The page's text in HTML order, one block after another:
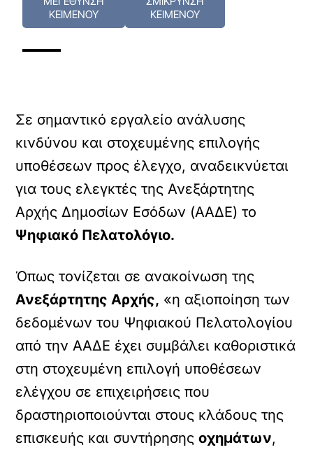
ΚΕΙΜΕΝΟΥ
ΚΕΙΜΕΝΟΥ
Σε σημαντικό εργαλείο ανάλυσης
κινδύνου και στοχευμένης επιλογής
υποθέσεων προς έλεγχο, αναδεικνύεται
για τους ελεγκτές της Ανεξάρτητης
Αρχής Δημοσίων Εσόδων (ΑΑΔΕ) το
Ψηφιακό Πελατολόγιο.
Όπως τονίζεται σε ανακοίνωση της
Ανεξάρτητης Αρχής, «η αξιοποίηση των
δεδομένων του Ψηφιακού Πελατολογίου
από την ΑΑΔΕ έχει συμβάλει καθοριστικά
στη στοχευμένη επιλογή υποθέσεων
ελέγχου σε επιχειρήσεις που
δραστηριοποιούνται στους κλάδους της
επισκευής και συντήρησηςοχημάτων,